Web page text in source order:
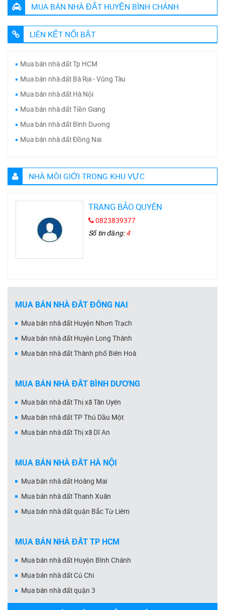
MUA BÁN NHÀ ĐẤT HUYỆN BÌNH CHÁNH
LIÊN KẾT NỔI BẬT
Mua bán nhà đất Tp HCM
Mua bán nhà đất Bà Rịa - Vũng Tàu
Mua bán nhà đất Hà Nội
Mua bán nhà đất Tiền Giang
Mua bán nhà đất Bình Dương
Mua bán nhà đất Đồng Nai
NHÀ MÔI GIỚI TRONG KHU VỰC
TRANG BẢO QUYÊN
0823839377
Số tin đăng:4
MUA BÁN NHÀ ĐẤT ĐỒNG NAI
Mua bán nhà đất Huyện Nhơn Trạch
Mua bán nhà đất Huyện Long Thành
Mua bán nhà đất Thành phố Biên Hoà
MUA BÁN NHÀ ĐẤT BÌNH DƯƠNG
Mua bán nhà đất Thị xã Tân Uyên
Mua bán nhà đất TP Thủ Dầu Một
Mua bán nhà đất Thị xã Dĩ An
MUA BÁN NHÀ ĐẤT HÀ NỘI
Mua bán nhà đất Hoàng Mai
Mua bán nhà đất Thanh Xuân
Mua bán nhà đất quận Bắc Từ Liêm
MUA BÁN NHÀ ĐẤT TP HCM
Mua bán nhà đất Huyện Bình Chánh
Mua bán nhà đất Củ Chi
Mua bán nhà đất quận 3